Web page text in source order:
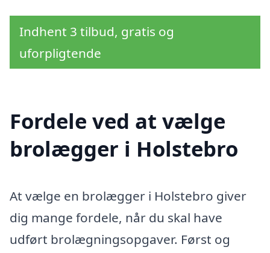
Indhent 3 tilbud, gratis og
uforpligtende
Fordele ved at vælge
brolægger i Holstebro
At vælge en brolægger i Holstebro giver
dig mange fordele, når du skal have
udført brolægningsopgaver. Først og